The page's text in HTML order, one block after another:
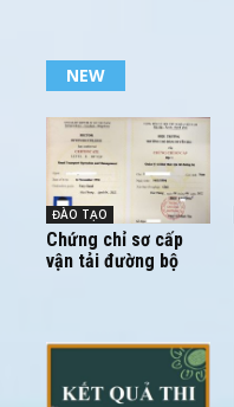
NEW
ĐÀO TẠO
Chứng chỉ sơ cấp
vận tải đường bộ